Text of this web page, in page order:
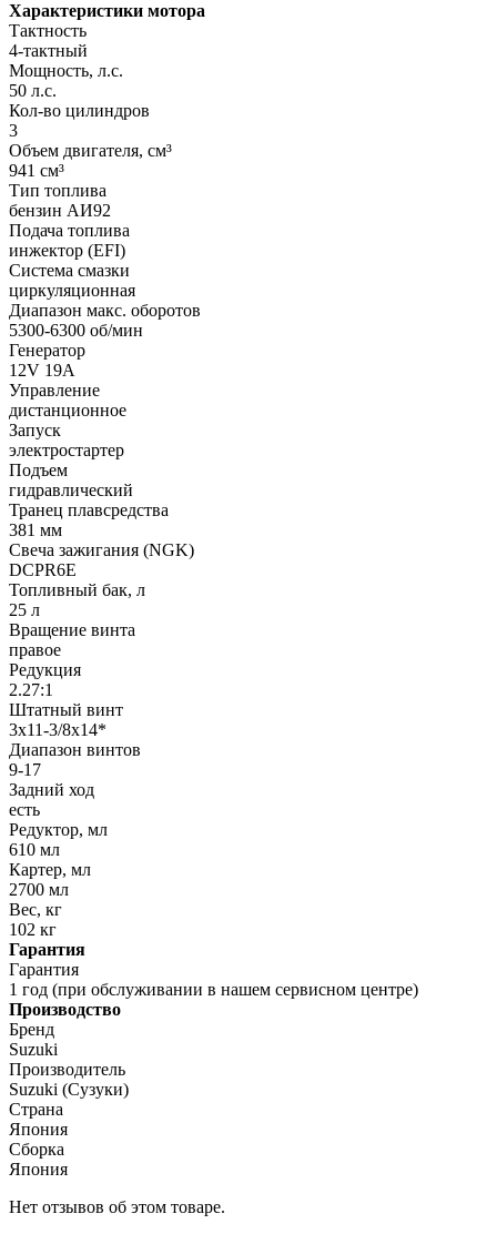
Характеристики мотора
Тактность
4-тактный
Мощность, л.с.
50 л.с.
Кол-во цилиндров
3
Объем двигателя, см³
941 см³
Тип топлива
бензин АИ92
Подача топлива
инжектор (EFI)
Система смазки
циркуляционная
Диапазон макс. оборотов
5300-6300 об/мин
Генератор
12V 19A
Управление
дистанционное
Запуск
электростартер
Подъем
гидравлический
Транец плавсредства
381 мм
Свеча зажигания (NGK)
DCPR6E
Топливный бак, л
25 л
Вращение винта
правое
Редукция
2.27:1
Штатный винт
3х11-3/8х14*
Диапазон винтов
9-17
Задний ход
есть
Редуктор, мл
610 мл
Картер, мл
2700 мл
Вес, кг
102 кг
Гарантия
Гарантия
1 год (при обслуживании в нашем сервисном центре)
Производство
Бренд
Suzuki
Производитель
Suzuki (Сузуки)
Страна
Япония
Сборка
Япония
Нет отзывов об этом товаре.